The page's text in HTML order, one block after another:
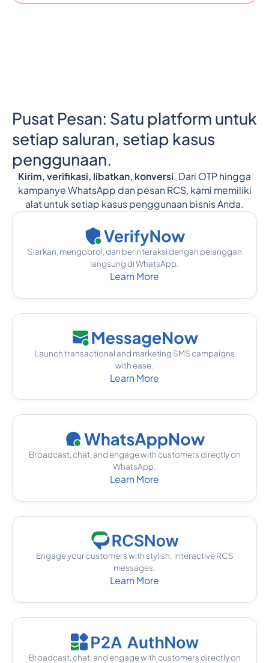
Pusat Pesan: Satu platform untuk
setiap saluran, setiap kasus
penggunaan.
Kirim, verifikasi, libatkan, konversi. Dari OTP hingga
kampanye WhatsApp dan pesan RCS, kami memiliki
alat untuk setiap kasus penggunaan bisnis Anda.
Siarkan, mengobrol, dan berinteraksi dengan pelanggan
langsung di WhatsApp.
Learn More
Launch transactional and marketing SMS campaigns
with ease.
Learn More
Broadcast, chat, and engage with customers directly on
WhatsApp.
Learn More
Engage your customers with stylish, interactive RCS
messages.
Learn More
Broadcast, chat, and engage with customers directly on